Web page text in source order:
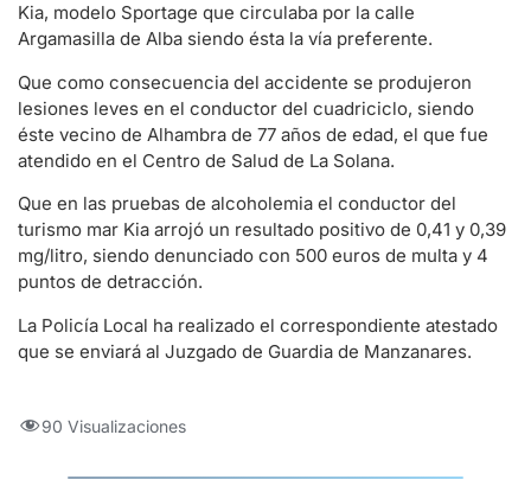
Kia, modelo Sportage que circulaba por la calle
Argamasilla de Alba siendo ésta la vía preferente.
Que como consecuencia del accidente se produjeron
lesiones leves en el conductor del cuadriciclo, siendo
éste vecino de Alhambra de 77 años de edad, el que fue
atendido en el Centro de Salud de La Solana.
Que en las pruebas de alcoholemia el conductor del
turismo mar Kia arrojó un resultado positivo de 0,41 y 0,39
mg/litro, siendo denunciado con 500 euros de multa y 4
puntos de detracción.
La Policía Local ha realizado el correspondiente atestado
que se enviará al Juzgado de Guardia de Manzanares.
90 Visualizaciones